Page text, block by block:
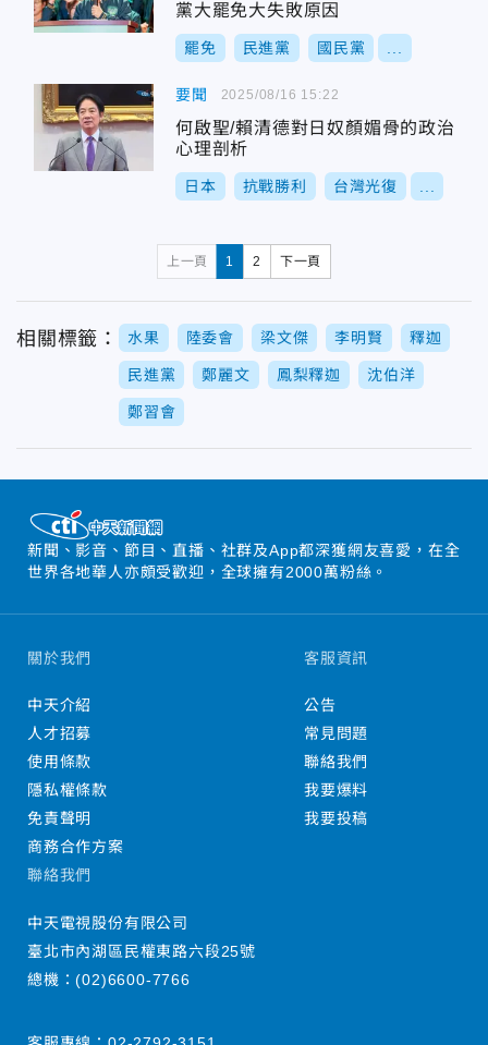
黨大罷免大失敗原因
罷免 民進黨 國民黨
要聞
何啟聖/賴清德對日奴顏媚骨的政治
心理剖析
日本 抗戰勝利 台灣光復
2025/08/16 15:22
上一頁 1 2 下一頁
相關標籤： 水果 陸委會 梁文傑 李明賢 釋迦
民進黨 鄭麗文 鳳梨釋迦 沈伯洋
鄭習會
新聞、影音、節目、直播、社群及App都深獲網友喜愛，在全
世界各地華人亦頗受歡迎，全球擁有2000萬粉絲。
關於我們
中天介紹
人才招募
使用條款
隱私權條款
免責聲明
商務合作方案
客服資訊
公告
常見問題
聯絡我們
我要爆料
我要投稿
聯絡我們
中天電視股份有限公司
臺北市內湖區民權東路六段25號
總機：(02)6600-7766